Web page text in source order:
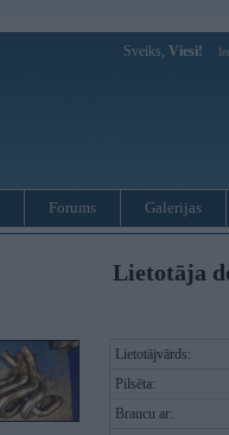
Sveiks, Viesi!
Forums Galerijas
Lietotāja
Lietotājvārds:
Pilsēta:
Braucu ar: